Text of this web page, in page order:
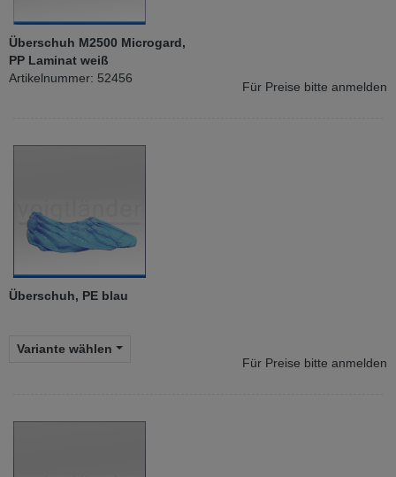
Überschuh M2500 Microgard,
PP Laminat weiß
Artikelnummer: 52456
Für Preise bitte anmelden
Überschuh, PE blau
Variante wählen
Für Preise bitte anmelden